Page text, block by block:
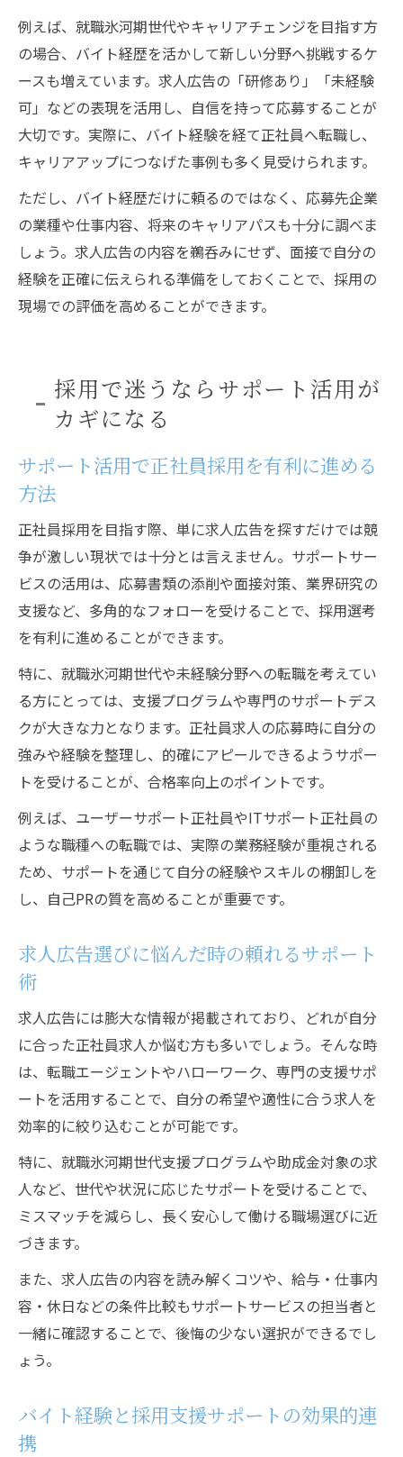
例えば、就職氷河期世代やキャリアチェンジを目指す方
の場合、バイト経歴を活かして新しい分野へ挑戦するケ
ースも増えています。求人広告の「研修あり」「未経験
可」などの表現を活用し、自信を持って応募することが
大切です。実際に、バイト経験を経て正社員へ転職し、
キャリアアップにつなげた事例も多く見受けられます。
ただし、バイト経歴だけに頼るのではなく、応募先企業
の業種や仕事内容、将来のキャリアパスも十分に調べま
しょう。求人広告の内容を鵜呑みにせず、面接で自分の
経験を正確に伝えられる準備をしておくことで、採用の
現場での評価を高めることができます。
採用で迷うならサポート活用が
カギになる
サポート活用で正社員採用を有利に進める
方法
正社員採用を目指す際、単に求人広告を探すだけでは競
争が激しい現状では十分とは言えません。サポートサー
ビスの活用は、応募書類の添削や面接対策、業界研究の
支援など、多角的なフォローを受けることで、採用選考
を有利に進めることができます。
特に、就職氷河期世代や未経験分野への転職を考えてい
る方にとっては、支援プログラムや専門のサポートデス
クが大きな力となります。正社員求人の応募時に自分の
強みや経験を整理し、的確にアピールできるようサポー
トを受けることが、合格率向上のポイントです。
例えば、ユーザーサポート正社員やITサポート正社員の
ような職種への転職では、実際の業務経験が重視される
ため、サポートを通じて自分の経験やスキルの棚卸しを
し、自己PRの質を高めることが重要です。
求人広告選びに悩んだ時の頼れるサポート
術
求人広告には膨大な情報が掲載されており、どれが自分
に合った正社員求人か悩む方も多いでしょう。そんな時
は、転職エージェントやハローワーク、専門の支援サポ
ートを活用することで、自分の希望や適性に合う求人を
効率的に絞り込むことが可能です。
特に、就職氷河期世代支援プログラムや助成金対象の求
人など、世代や状況に応じたサポートを受けることで、
ミスマッチを減らし、長く安心して働ける職場選びに近
づきます。
また、求人広告の内容を読み解くコツや、給与・仕事内
容・休日などの条件比較もサポートサービスの担当者と
一緒に確認することで、後悔の少ない選択ができるでし
ょう。
バイト経験と採用支援サポートの効果的連
携